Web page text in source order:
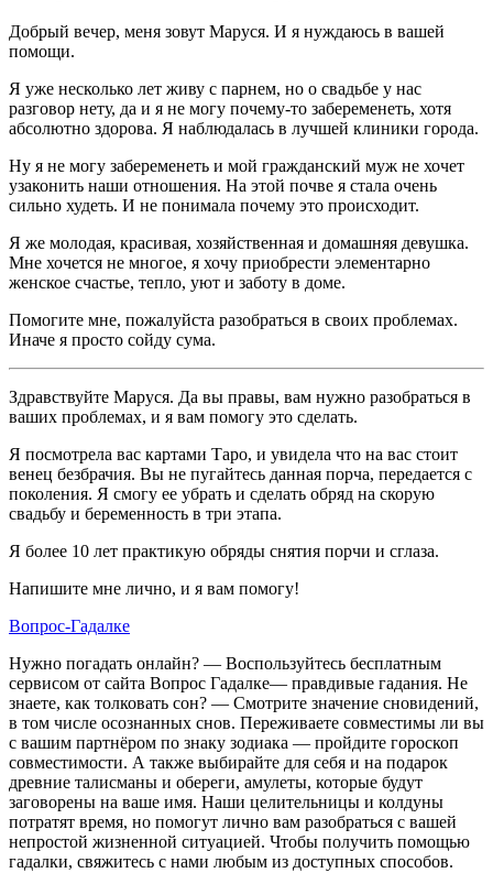
Добрый вечер, меня зовут Маруся. И я нуждаюсь в вашей
помощи.
Я уже несколько лет живу с парнем, но о свадьбе у нас
разговор нету, да и я не могу почему-то забеременеть, хотя
абсолютно здорова. Я наблюдалась в лучшей клиники города.
Ну я не могу забеременеть и мой гражданский муж не хочет
узаконить наши отношения. На этой почве я стала очень
сильно худеть. И не понимала почему это происходит.
Я же молодая, красивая, хозяйственная и домашняя девушка.
Мне хочется не многое, я хочу приобрести элементарно
женское счастье, тепло, уют и заботу в доме.
Помогите мне, пожалуйста разобраться в своих проблемах.
Иначе я просто сойду сума.
Здравствуйте Маруся. Да вы правы, вам нужно разобраться в
ваших проблемах, и я вам помогу это сделать.
Я посмотрела вас картами Таро, и увидела что на вас стоит
венец безбрачия. Вы не пугайтесь данная порча, передается с
поколения. Я смогу ее убрать и сделать обряд на скорую
свадьбу и беременность в три этапа.
Я более 10 лет практикую обряды снятия порчи и сглаза.
Напишите мне лично, и я вам помогу!
Вопрос-Гадалке
Нужно погадать онлайн? — Воспользуйтесь бесплатным
сервисом от сайта Вопрос Гадалке— правдивые гадания. Не
знаете, как толковать сон? — Смотрите значение сновидений,
в том числе осознанных снов. Переживаете совместимы ли вы
с вашим партнёром по знаку зодиака — пройдите гороскоп
совместимости. А также выбирайте для себя и на подарок
древние талисманы и обереги, амулеты, которые будут
заговорены на ваше имя. Наши целительницы и колдуны
потратят время, но помогут лично вам разобраться с вашей
непростой жизненной ситуацией. Чтобы получить помощью
гадалки, свяжитесь с нами любым из доступных способов.